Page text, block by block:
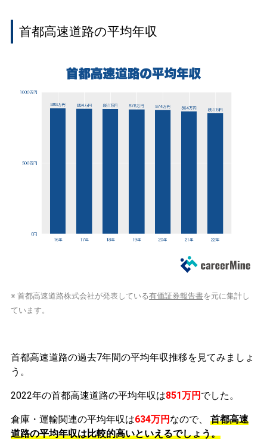
首都高速道路の平均年収
※ 首都高速道路株式会社が発表している有価証券報告書を元に集計し
ています。
首都高速道路の過去7年間の平均年収推移を見てみましょ
う。
2022年の首都高速道路の平均年収は851万円 でした。
倉庫・運輸関連の平均年収は634万円 なので、
首都高速
道路の平均年収は比較的高いといえるでしょう。